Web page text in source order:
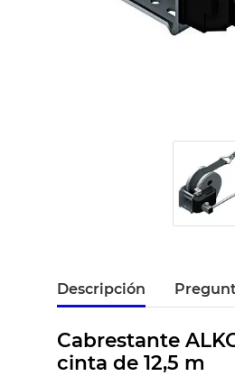
Descripción
Cabrestante
cinta de 12,5 m